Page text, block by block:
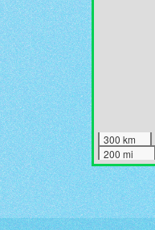
300 km
200 mi